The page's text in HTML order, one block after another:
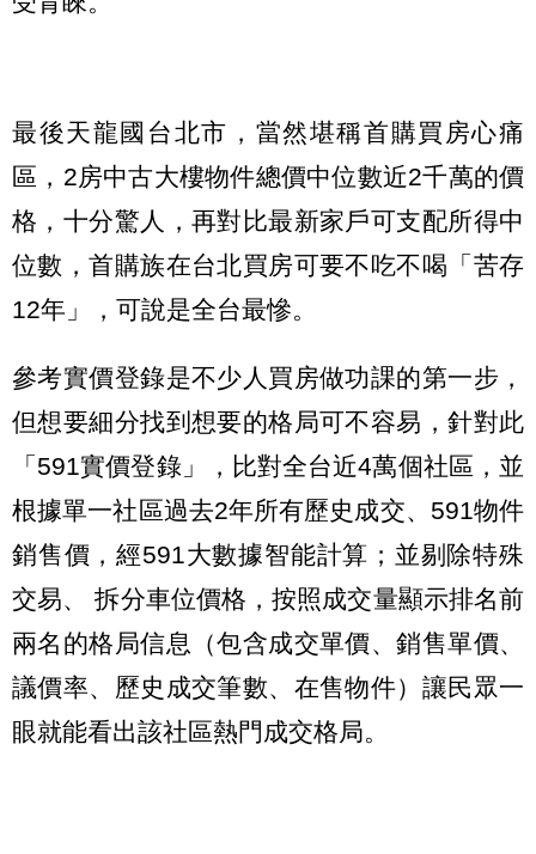
最後天龍國台北市，當然堪稱首購買房心痛
區，2房中古大樓物件總價中位數近2千萬的價
格，十分驚人，再對比最新家戶可支配所得中
位數，首購族在台北買房可要不吃不喝「苦存
12年」，可說是全台最慘。
參考實價登錄是不少人買房做功課的第一步，
但想要細分找到想要的格局可不容易，針對此
「591實價登錄」，比對全台近4萬個社區，並
根據單一社區過去2年所有歷史成交、591物件
銷售價，經591大數據智能計算；並剔除特殊
交易、 拆分車位價格，按照成交量顯示排名前
兩名的格局信息（包含成交單價、銷售單價、
議價率、歷史成交筆數、在售物件）讓民眾一
眼就能看出該社區熱門成交格局。